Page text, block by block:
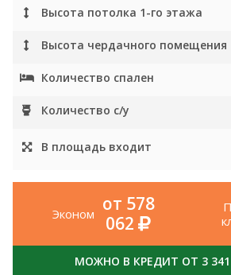
Высота потолка 1-го этажа
Высота чердачного помещения
Количество спален
Количество с/у
В площадь входит
Эконом от 578
062
МОЖНО В КРЕДИТ ОТ 3